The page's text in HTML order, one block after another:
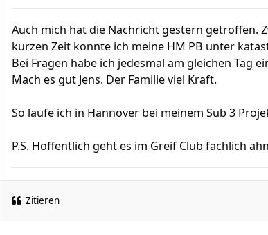
Auch mich hat die Nachricht gestern getroffen.
kurzen Zeit konnte ich meine HM PB unter
Bei Fragen habe ich jedesmal am gleichen Tag
Mach es gut Jens. Der Familie viel Kraft.
So laufe ich in Hannover bei meinem Sub 3
P.S. Hoffentlich geht es im Greif Club fachlich
Zitieren